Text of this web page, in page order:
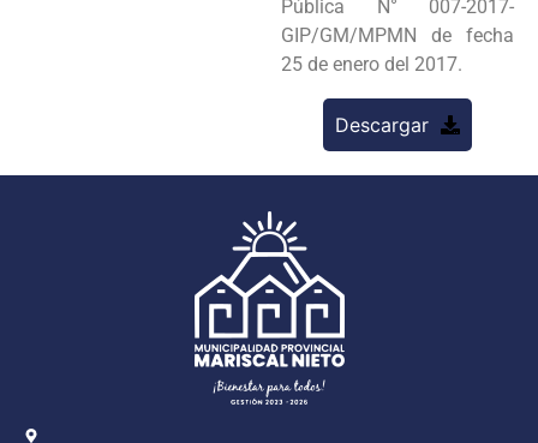
Pública N° 007-2017-
GIP/GM/MPMN de fecha
25 de enero del 2017.
Descargar